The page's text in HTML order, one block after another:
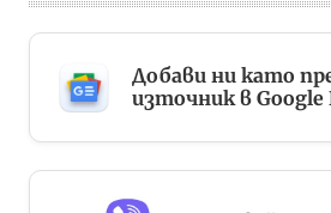
Добави ни като
източник в Google